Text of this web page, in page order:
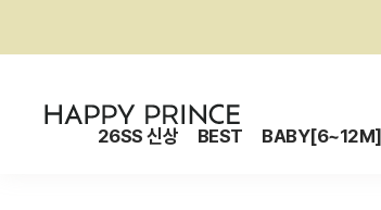
26SS 신상 BEST BABY[6~12M]